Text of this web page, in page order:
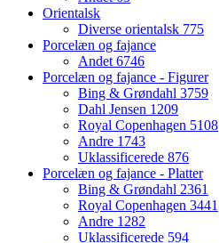
Orientalsk
Diverse orientalsk 775
Porcelæn og fajance
Andet6746
Porcelæn og fajance - Figurer
Bing & Grøndahl 3759
Dahl Jensen 1209
Royal Copenhagen 5108
Andre 1743
Uklassificerede 876
Porcelæn og fajance - Platter
Bing & Grøndahl 2361
Royal Copenhagen 3441
Andre 1282
Uklassificerede 594